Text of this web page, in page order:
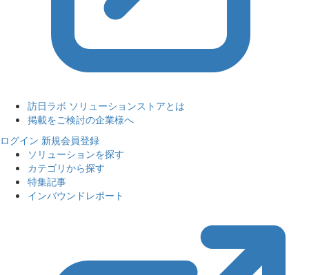
訪日ラボ ソリューションストアとは
掲載をご検討の企業様へ
ログイン 新規会員登録
ソリューションを探す
カテゴリから探す
特集記事
インバウンドレポート